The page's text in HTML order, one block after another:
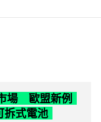
場 歐盟新例
拆式電池